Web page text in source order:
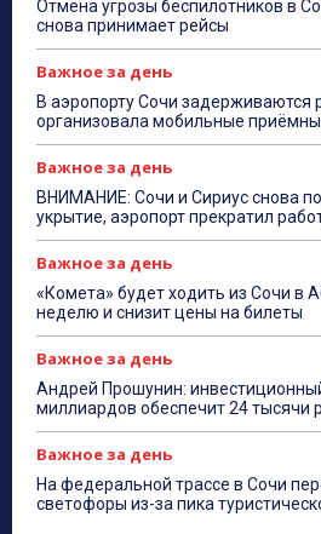
Отмена угрозы беспилотников в
снова принимает рейсы
Важное за день
В аэропорту Сочи задерживаются
организовала мобильные
Важное за день
ВНИМАНИЕ: Сочи и Сириус снова
укрытие, аэропорт прекратил
Важное за день
«Комета» будет ходить из Сочи в
неделю и снизит цены на билеты
Важное за день
Андрей Прошунин:
миллиардов обеспечит 24 тысячи
Важное за день
На федеральной трассе в Сочи
светофоры из-за пика